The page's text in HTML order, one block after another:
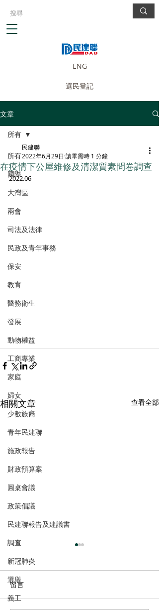
ENG
選民登記
文章
所有
國際
大灣區
兩會
司法及法律
民政及青年事務
保安
教育
醫務衛生
發展
動物權益
工商專業
家庭
婦女
少數族裔
青年民建聯
施政報告
財政預算案
圓桌會議
政策倡議
民建聯報告及建議書
調查
新冠肺炎
選舉
義工
所有
在疫情下公屋維修及清潔質素問卷調查
民建聯
2022年6月29日 讀畢需時 1 分鐘
2022.06
相關文章 查看全部
留言